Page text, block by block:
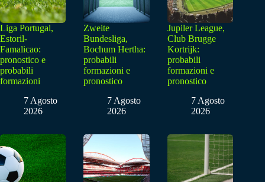
Liga Portugal,
Estoril-
Famalicao:
pronostico e
probabili
formazioni
7 Agosto
2026
Zweite
Bundesliga,
Bochum Hertha:
probabili
formazioni e
pronostico
7 Agosto
2026
Jupiler League,
Club Brugge
Kortrijk:
probabili
formazioni e
pronostico
7 Agosto
2026